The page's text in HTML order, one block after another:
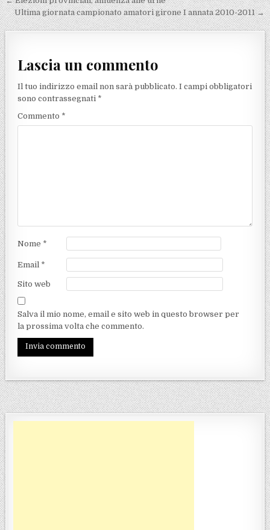
Ultima giornata campionato amatori girone I annata 2010-2011 →
Lascia un commento
Il tuo indirizzo email non sarà pubblicato. I campi obbligatori
sono contrassegnati *
Commento *
Nome *
Email *
Sito web
Salva il mio nome, email e sito web in questo browser per
la prossima volta che commento.